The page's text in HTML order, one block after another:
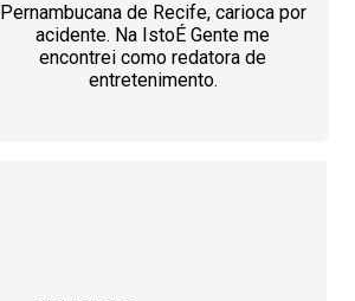
Pernambucana de Recife, carioca por
acidente. Na IstoÉ Gente me
encontrei como redatora de
entretenimento.